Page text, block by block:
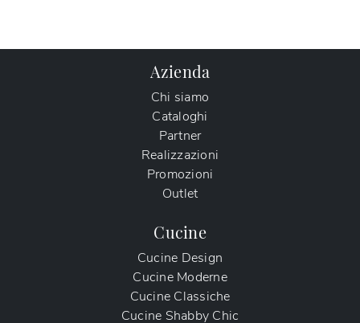
Azienda
Chi siamo
Cataloghi
Partner
Realizzazioni
Promozioni
Outlet
Cucine
Cucine Design
Cucine Moderne
Cucine Classiche
Cucine Shabby Chic